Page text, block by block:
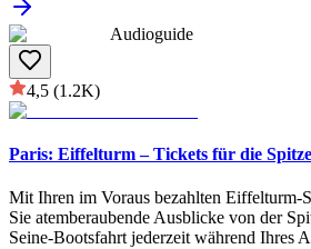
Audioguide
4,5 (1.2K)
Paris: Eiffelturm – Tickets für die
Mit Ihren im Voraus bezahlten Eiffelturm-
Sie atemberaubende Ausblicke von der
Seine-Bootsfahrt jederzeit während Ihres